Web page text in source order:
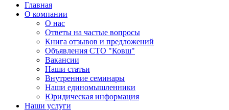
Главная
О компании
О нас
Ответы на частые вопросы
Книга отзывов и предложений
Объявления СТО "Ковш"
Вакансии
Наши статьи
Внутренние семинары
Наши единомышленники
Юридическая информация
Наши услуги